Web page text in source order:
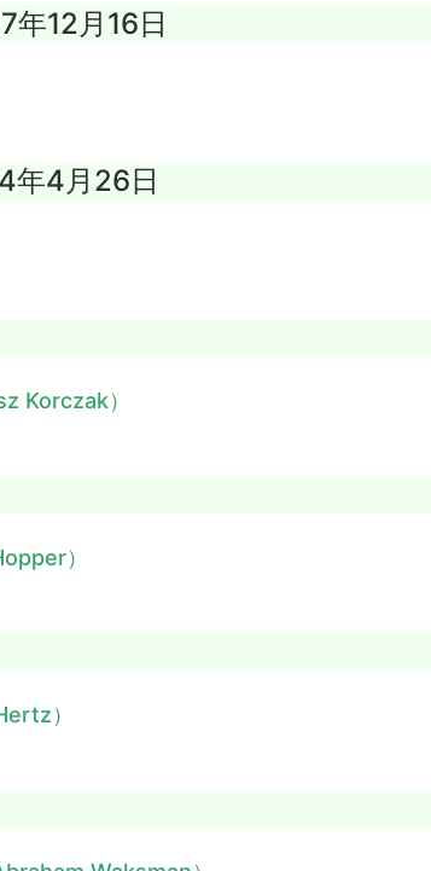
年12月16日
年4月26日
Korczak）
）
）